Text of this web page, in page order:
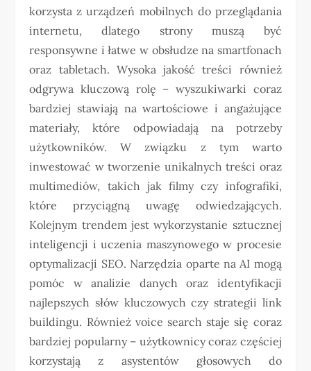
korzysta z urządzeń mobilnych do przeglądania
internetu, dlatego strony muszą być
responsywne i łatwe w obsłudze na smartfonach
oraz tabletach. Wysoka jakość treści również
odgrywa kluczową rolę – wyszukiwarki coraz
bardziej stawiają na wartościowe i angażujące
materiały, które odpowiadają na potrzeby
użytkowników. W związku z tym warto
inwestować w tworzenie unikalnych treści oraz
multimediów, takich jak filmy czy infografiki,
które przyciągną uwagę odwiedzających.
Kolejnym trendem jest wykorzystanie sztucznej
inteligencji i uczenia maszynowego w procesie
optymalizacji SEO. Narzędzia oparte na AI mogą
pomóc w analizie danych oraz identyfikacji
najlepszych słów kluczowych czy strategii link
buildingu. Również voice search staje się coraz
bardziej popularny – użytkownicy coraz częściej
korzystają z asystentów głosowych do